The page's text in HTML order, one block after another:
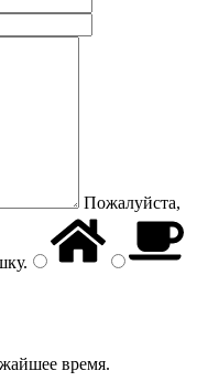
Пожалуйста,
.
время.